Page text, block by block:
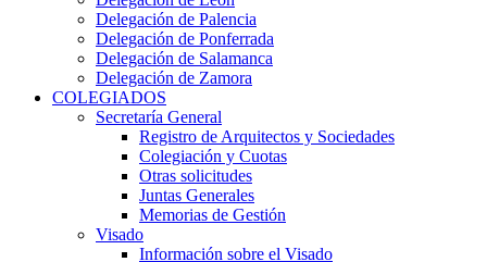
Delegación de Palencia
Delegación de Ponferrada
Delegación de Salamanca
Delegación de Zamora
COLEGIADOS
Secretaría General
Registro de Arquitectos y Sociedades
Colegiación y Cuotas
Otras solicitudes
Juntas Generales
Memorias de Gestión
Visado
Información sobre el Visado